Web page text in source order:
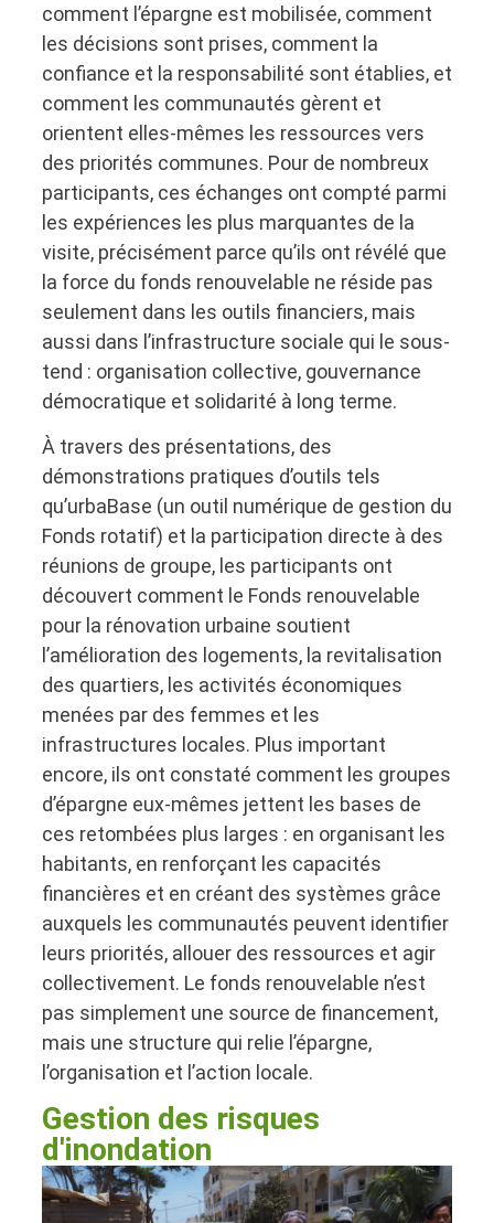
comment l’épargne est mobilisée, comment
les décisions sont prises, comment la
confiance et la responsabilité sont établies, et
comment les communautés gèrent et
orientent elles-mêmes les ressources vers
des priorités communes. Pour de nombreux
participants, ces échanges ont compté parmi
les expériences les plus marquantes de la
visite, précisément parce qu’ils ont révélé que
la force du fonds renouvelable ne réside pas
seulement dans les outils financiers, mais
aussi dans l’infrastructure sociale qui le sous-
tend : organisation collective, gouvernance
démocratique et solidarité à long terme.
À travers des présentations, des
démonstrations pratiques d’outils tels
qu’urbaBase (un outil numérique de gestion du
Fonds rotatif) et la participation directe à des
réunions de groupe, les participants ont
découvert comment le Fonds renouvelable
pour la rénovation urbaine soutient
l’amélioration des logements, la revitalisation
des quartiers, les activités économiques
menées par des femmes et les
infrastructures locales. Plus important
encore, ils ont constaté comment les groupes
d’épargne eux-mêmes jettent les bases de
ces retombées plus larges : en organisant les
habitants, en renforçant les capacités
financières et en créant des systèmes grâce
auxquels les communautés peuvent identifier
leurs priorités, allouer des ressources et agir
collectivement. Le fonds renouvelable n’est
pas simplement une source de financement,
mais une structure qui relie l’épargne,
l’organisation et l’action locale.
Gestion des risques
d'inondation